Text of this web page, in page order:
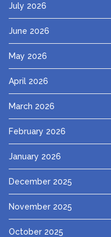
July 2026
June 2026
May 2026
April 2026
March 2026
February 2026
January 2026
December 2025
November 2025
October 2025